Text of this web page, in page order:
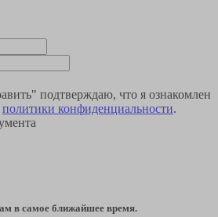
подтверждаю, что я ознакомлен
политики конфиденциальности.
в самое ближайшее время.